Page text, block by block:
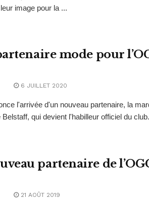
image pour la ...
mode pour
6 JUILLET 2020
l'arrivée d'un nouveau partenaire, la
Belstaff, qui devient l'habilleur officiel du
partenaire de
21 AOÛT 2019